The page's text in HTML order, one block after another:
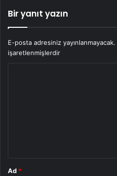
Bir yanıt yazın
E-posta adresiniz yayınlanmayacak.
işaretlenmişlerdir
Ad *